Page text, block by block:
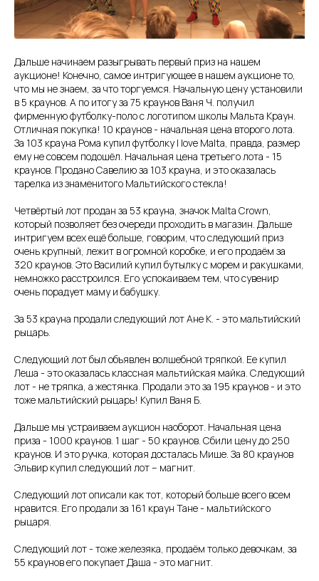
Дальше начинаем разыгрывать первый приз на нашем
аукционе! Конечно, самое интригующее в нашем аукционе то,
что мы не знаем, за что торгуемся. Начальную цену установили
в 5 краунов. А по итогу за 75 краунов Ваня Ч. получил
фирменную футболку-поло с логотипом школы Мальта Краун.
Отличная покупка! 10 краунов - начальная цена второго лота.
За 103 крауна Рома купил футболку I love Malta, правда, размер
ему не совсем подошёл. Начальная цена третьего лота - 15
краунов. Продано Савелию за 103 крауна, и это оказалась
тарелка из знаменитого Мальтийского стекла!
Четвёртый лот продан за 53 крауна, значок Malta Crown,
который позволяет без очереди проходить в магазин. Дальше
интригуем всех ещё больше, говорим, что следующий приз
очень крупный, лежит в огромной коробке, и его продаём за
320 краунов. Это Василий купил бутылку с морем и ракушками,
немножко расстроился. Его успокаиваем тем, что сувенир
очень порадует маму и бабушку.
За 53 крауна продали следующий лот Ане К. - это мальтийский
рыцарь.
Следующий лот был объявлен волшебной тряпкой. Ее купил
Леша - это оказалась классная мальтийская майка. Следующий
лот - не тряпка, а жестянка. Продали это за 195 краунов - и это
тоже мальтийский рыцарь! Купил Ваня Б.
Дальше мы устраиваем аукцион наоборот. Начальная цена
приза - 1000 краунов. 1 шаг - 50 краунов. Сбили цену до 250
краунов. И это ручка, которая досталась Мише. За 80 краунов
Эльвир купил следующий лот – магнит.
Следующий лот описали как тот, который больше всего всем
нравится. Его продали за 161 краун Тане - мальтийского
рыцаря.
Следующий лот - тоже железяка, продаём только девочкам, за
55 краунов его покупает Даша - это магнит.